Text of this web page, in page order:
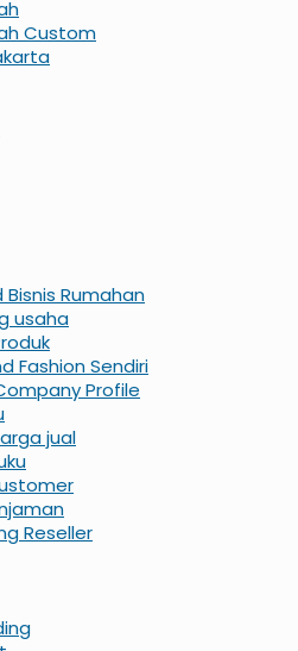
Custom
Rumahan
usaha
Fashion Sendiri
Profile
jual
Reseller